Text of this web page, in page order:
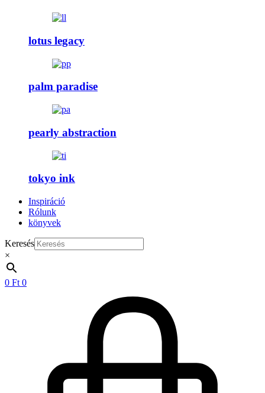
lotus legacy
palm paradise
pearly abstraction
tokyo ink
Inspiráció
Rólunk
könyvek
Keresés
×
0 Ft 0